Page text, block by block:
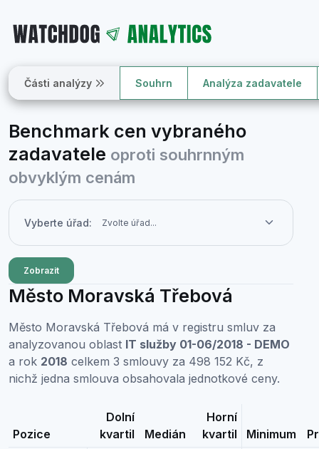
Části analýzy Souhrn Analýza zadavatele
Benchmark cen vybraného
zadavatele oproti souhrnným
obvyklým cenám
Vyberte úřad:
Zobrazit
Město Moravská Třebová
Město Moravská Třebová má v registru smluv za
analyzovanou oblast IT služby 01-06/2018 - DEMO
a rok 2018 celkem 3 smlouvy za 498 152 Kč, z
nichž jedna smlouva obsahovala jednotkové ceny.
Pozice
Dolní
kvartil
Medián
Horní
kvartil
Minimum